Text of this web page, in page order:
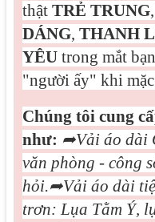
thật TRẺ TRUNG,
DÁNG, THANH
YÊUtrong mắt
"người ấy" khi
Chúng tôi cung
như: ➦Vải áo dài
văn phòng - công
hỏi.➦Vải áo dài
trơn: Lụa Tằm Ý,